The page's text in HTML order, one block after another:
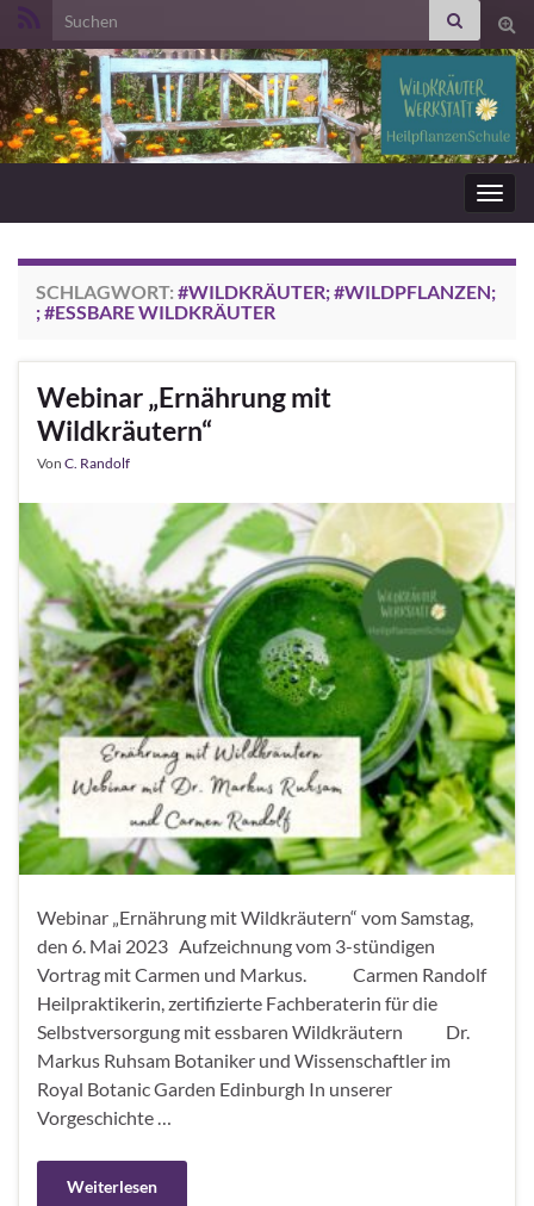
Search for:
SCHLAGWORT: #WILDKRÄUTER; #WILDPFLANZEN;
; #ESSBARE WILDKRÄUTER
Webinar „Ernährung mit
Wildkräutern“
Von C. Randolf
Webinar „Ernährung mit Wildkräutern“ vom Samstag,
den 6. Mai 2023 Aufzeichnung vom 3-stündigen
Vortrag mit Carmen und Markus. Carmen Randolf
Heilpraktikerin, zertifizierte Fachberaterin für die
Selbstversorgung mit essbaren Wildkräutern Dr.
Markus Ruhsam Botaniker und Wissenschaftler im
Royal Botanic Garden Edinburgh In unserer
Vorgeschichte …
Weiterlesen